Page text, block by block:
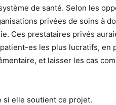
de santé. Selon les
privées de soins à
Ces prestataires privés
es les plus lucratifs, en
et laisser les cas
si elle soutient ce projet.